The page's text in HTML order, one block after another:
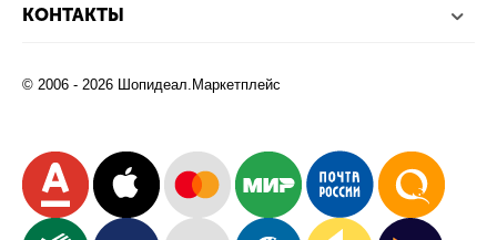
КОНТАКТЫ
© 2006 - 2026 Шопидеал.Маркетплейс